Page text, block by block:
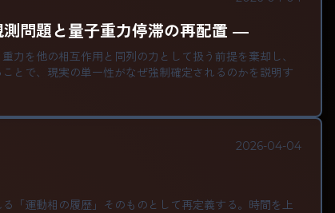
問題と量子重力停滞の再配置 ―
力を他の相互作用と同列の力として扱う前提を棄却し、
とで、現実の単一性がなぜ強制確定されるのかを説明す
2026-04-04
「運動相の履歴」そのものとして再定義する。時間を上